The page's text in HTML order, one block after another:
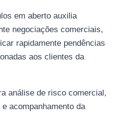
em aberto auxilia
negociações comerciais,
rapidamente pendências
aos clientes da
análise de risco comercial,
acompanhamento da